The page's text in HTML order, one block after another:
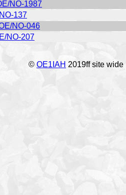
NO-1987
137
NO-046
NO-207
© OE1IAH 2019ff site